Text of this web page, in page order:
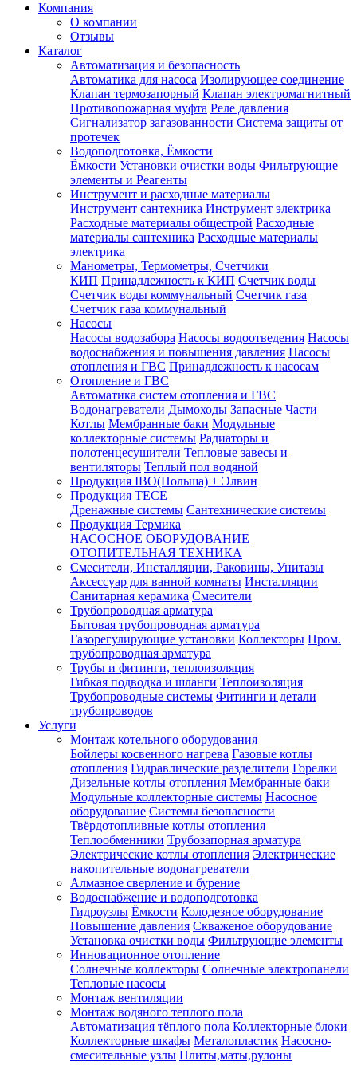
Компания
О компании
Отзывы
Каталог
Автоматизация и безопасность
Автоматика для насоса Изолирующее соединение
Клапан термозапорный Клапан электромагнитный
Противопожарная муфта Реле давления
Сигнализатор загазованности Система защиты от
протечек
Водоподготовка, Ёмкости
Ёмкости Установки очистки воды Фильтрующие
элементы и Реагенты
Инструмент и расходные материалы
Инструмент сантехника Инструмент электрика
Расходные материалы общестрой Расходные
материалы сантехника Расходные материалы
электрика
Манометры, Термометры, Счетчики
КИП Принадлежность к КИП Счетчик воды
Счетчик воды коммунальный Счетчик газа
Счетчик газа коммунальный
Насосы
Насосы водозабора Насосы водоотведения Насосы
водоснабжения и повышения давления Насосы
отопления и ГВС Принадлежность к насосам
Отопление и ГВС
Автоматика систем отопления и ГВС
Водонагреватели Дымоходы Запасные Части
Котлы Мембранные баки Модульные
коллекторные системы Радиаторы и
полотенцесушители Тепловые завесы и
вентиляторы Теплый пол водяной
Продукция IBO(Польша) + Элвин
Продукция TECE
Дренажные системы Сантехнические системы
Продукция Термика
НАСОСНОЕ ОБОРУДОВАНИЕ
ОТОПИТЕЛЬНАЯ ТЕХНИКА
Смесители, Инсталляции, Раковины, Унитазы
Аксессуар для ванной комнаты Инсталляции
Санитарная керамика Смесители
Трубопроводная арматура
Бытовая трубопроводная арматура
Газорегулирующие установки Коллекторы Пром.
трубопроводная арматура
Трубы и фитинги, теплоизоляция
Гибкая подводка и шланги Теплоизоляция
Трубопроводные системы Фитинги и детали
трубопроводов
Услуги
Монтаж котельного оборудования
Бойлеры косвенного нагрева Газовые котлы
отопления Гидравлические разделители Горелки
Дизельные котлы отопления Мембранные баки
Модульные коллекторные системы Насосное
оборудование Системы безопасности
Твёрдотопливные котлы отопления
Теплообменники Трубозапорная арматура
Электрические котлы отопления Электрические
накопительные водонагреватели
Алмазное сверление и бурение
Водоснабжение и водоподготовка
Гидроузлы Ёмкости Колодезное оборудование
Повышение давления Скваженое оборудование
Установка очистки воды Фильтрующие элементы
Инновационное отопление
Солнечные коллекторы Солнечные электропанели
Тепловые насосы
Монтаж вентиляции
Монтаж водяного теплого пола
Автоматизация тёплого пола Коллекторные блоки
Коллекторные шкафы Металопластик Насосно-
смесительные узлы Плиты,маты,рулоны